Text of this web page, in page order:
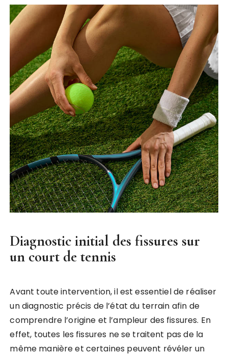
Diagnostic initial des fissures sur
un court de tennis
Avant toute intervention, il est essentiel de réaliser
un diagnostic précis de l’état du terrain afin de
comprendre l’origine et l’ampleur des fissures. En
effet, toutes les fissures ne se traitent pas de la
même manière et certaines peuvent révéler un